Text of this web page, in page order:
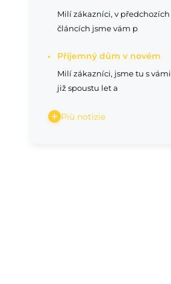
Milí zákazníci, v předchozích
článcích jsme vám p
Příjemný dům v novém
Milí zákazníci, jsme tu s vámi
již spoustu let a
Più notizie